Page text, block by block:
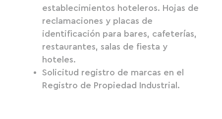
establecimientos hoteleros. Hojas de
reclamaciones y placas de
identificación para bares, cafeterías,
restaurantes, salas de fiesta y
hoteles.
Solicitud registro de marcas en el
Registro de Propiedad Industrial.